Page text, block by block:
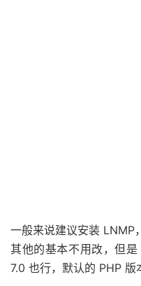
一般来说建议安装 LNMP
其他的基本不用改，但
7.0 也行，默认的 PHP 版